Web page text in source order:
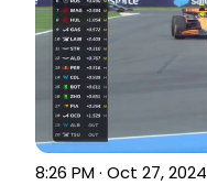
8:26 PM · Oct 27, 2024